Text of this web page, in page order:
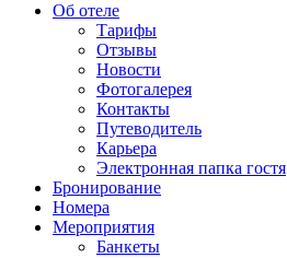
Об отеле
Тарифы
Отзывы
Новости
Фотогалерея
Контакты
Путеводитель
Карьера
Электронная папка гостя
Бронирование
Номера
Мероприятия
Банкеты